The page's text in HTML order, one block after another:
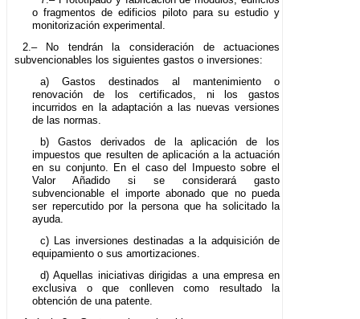
o fragmentos de edificios piloto para su estudio y
monitorización experimental.
2.– No tendrán la consideración de actuaciones
subvencionables los siguientes gastos o inversiones:
a) Gastos destinados al mantenimiento o
renovación de los certificados, ni los gastos
incurridos en la adaptación a las nuevas versiones
de las normas.
b) Gastos derivados de la aplicación de los
impuestos que resulten de aplicación a la actuación
en su conjunto. En el caso del Impuesto sobre el
Valor Añadido si se considerará gasto
subvencionable el importe abonado que no pueda
ser repercutido por la persona que ha solicitado la
ayuda.
c) Las inversiones destinadas a la adquisición de
equipamiento o sus amortizaciones.
d) Aquellas iniciativas dirigidas a una empresa en
exclusiva o que conlleven como resultado la
obtención de una patente.